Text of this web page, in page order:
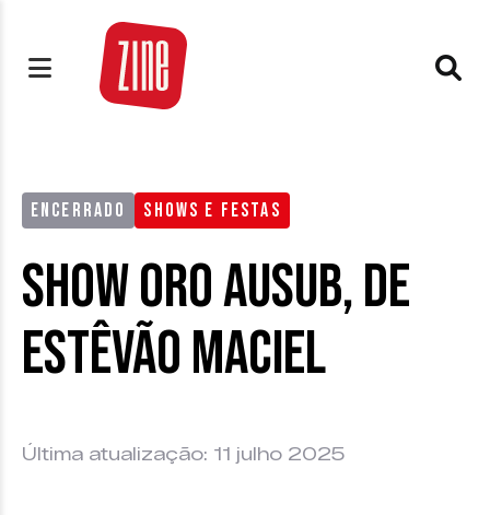
ENCERRADO SHOWS E FESTAS
Show Oro Ausub, de
Estêvão Maciel
Última atualização: 11 julho 2025